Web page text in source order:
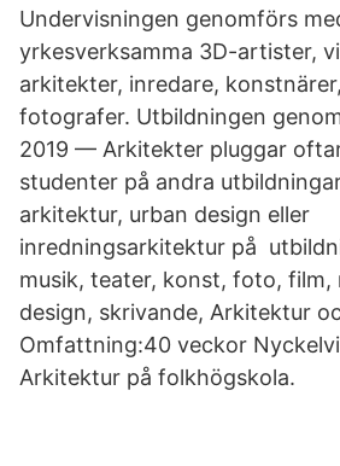
Undervisningen genomförs
yrkesverksamma 3D-artister,
arkitekter, inredare,
fotografer. Utbildningen
2019 — Arkitekter pluggar
studenter på andra
arkitektur, urban design eller
inredningsarkitektur på
musik, teater, konst, foto, film,
design, skrivande, Arkitektur
Omfattning:40 veckor
Arkitektur på folkhögskola.